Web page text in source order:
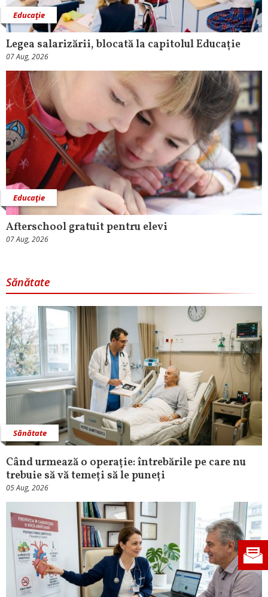
Educaţie
Legea salarizării, blocată la capitolul Educație
07 Aug, 2026
Educaţie
Afterschool gratuit pentru elevi
07 Aug, 2026
Sănătate
Sănătate
Când urmează o operație: întrebările pe care nu
trebuie să vă temeți să le puneți
05 Aug, 2026